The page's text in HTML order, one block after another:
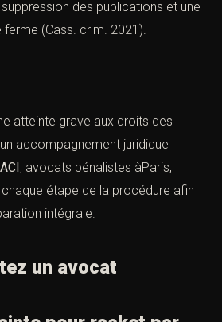
conservatoire des biens du
via menace de
privées:
des publications et
ferme (Cass. crim. 2021).